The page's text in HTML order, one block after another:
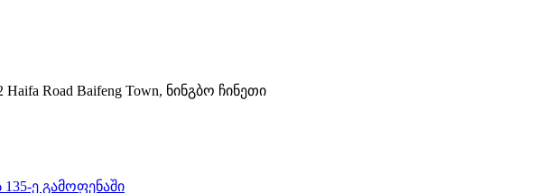
Road Baifeng Town, ნინგბო ჩინეთი